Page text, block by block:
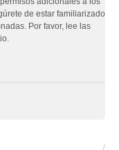
de estar familiarizado
Por favor, lee las